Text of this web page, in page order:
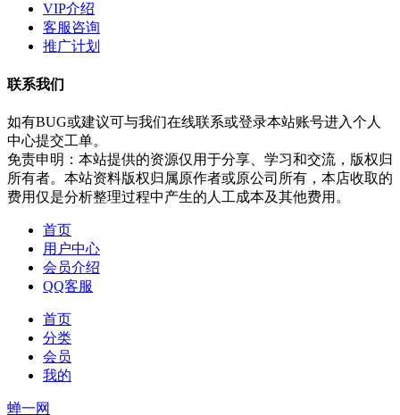
VIP介绍
客服咨询
推广计划
联系我们
如有BUG或建议可与我们在线联系或登录本站账号进入个人
中心提交工单。
免责申明：本站提供的资源仅用于分享、学习和交流，版权归
所有者。本站资料版权归属原作者或原公司所有，本店收取的
费用仅是分析整理过程中产生的人工成本及其他费用。
首页
用户中心
会员介绍
QQ客服
首页
分类
会员
我的
蝉一网